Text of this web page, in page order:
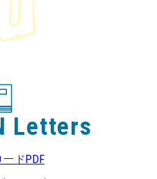
Letters
ドPDF